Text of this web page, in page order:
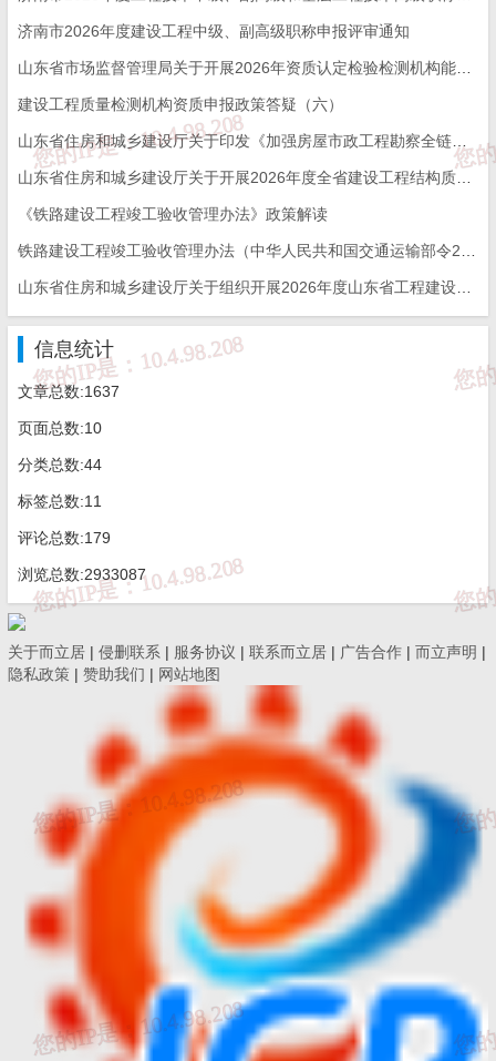
43 GB/T 33953-2025《钢筋混凝土用耐蚀钢筋》
44
胶国际硬度 (10IRHD~100IRHD)》
45
GB/T 39693.4-2025《硫化橡胶或热塑性橡胶硬度的
氏硬度计法 (邵尔硬度) 测定压入硬度》
GB/T 39693.5-2025《硫化橡胶或热塑性橡胶 硬度的
便携式橡胶国际硬度计法测定压入硬度》
47 GB/T 46106-2025《室内装饰木质墙板》
48 T/CECS 10503-2025《竹基水泥板》
50 T/CECS 10505-2025《砂浆防水密实剂》
51
52 T/CECS 10507-2025《叠层厚橡胶支座》
53 T/CECS 10508-2025《陶瓷大板用胶粘剂》
T/CECS 10509-2025《直埋供热管用气凝胶复合材
T/CECS 10514-2025《混凝土电杆用法兰》
56 T/CECS 2032-2025《超高强韧钢筋混凝土结构技术
57 T/CECS 2048-2025《双静压管桩技术规程》
58
T/CECS 2054-2025《纤维格栅增强高性能水泥基复
结构技术规程》
T/CECS 10512-2025《建筑用真空绝热保温装饰一
济南市2026年度建设工程中级、副高级职称申报评审通知
建设工程质量检测机构资质申报政策答疑（六）
《铁路建设工程竣工验收管理办法》政策解读
信息统计
文章总数:1637
页面总数:10
分类总数:44
标签总数:11
评论总数:179
浏览总数:2933087
关于而立居 | 侵删联系 | 服务协议 | 联系而立居 | 广告合作 | 而立声明 |
隐私政策 | 赞助我们 | 网站地图